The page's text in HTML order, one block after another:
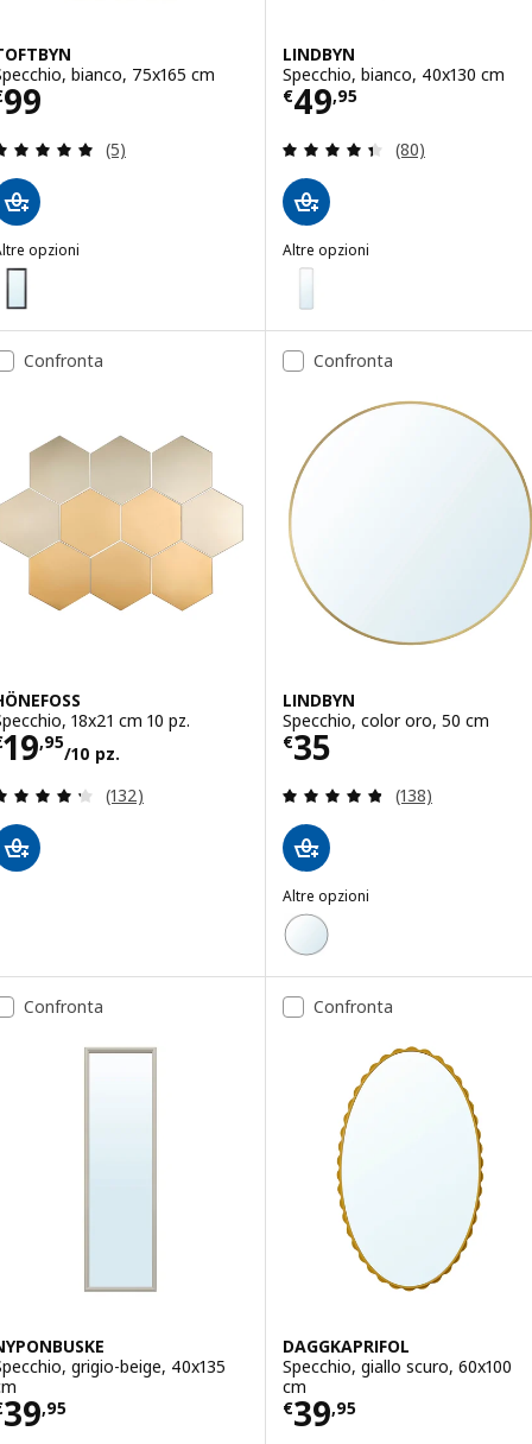
bianco, 75x165 cm
99 € 99
Recensione: 5 fuori da 5 stelle. Totale recensioni:
(5)
opzioni
TOFTBYN, Specchio, nero, 75x165 cm
LINDBYN
Specchio, bianco, 40x130 cm
€49,95
Prezzo € 49,95
Recensione:
(80)
Altre opzioni
LINDBYN
Confronta
18x21 cm 10 pz.
19,95
/10 pz.€ 19,95/10 pz.
Recensione: 4.3 fuori da 5 stelle. Totale
(132)
Confronta
LINDBYN
Specchio, color oro, 50 cm
€35
Prezzo € 35
Recensione:
(138)
Altre opzioni
LINDBYN
Opzione: LINDBYN, Specchio,
Confronta
grigio-beige, 40x135
39,95 € 39,95
Confronta
DAGGKAPRIFOL
Specchio, giallo scuro, 60x100
cm
€39,95
Prezzo € 39,95